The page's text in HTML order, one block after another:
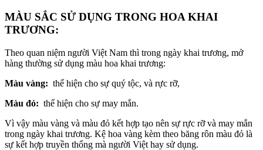
MÀU SẮC SỬ DỤNG TRONG HOA KHAI
TRƯƠNG:
Theo quan niệm người Việt Nam thì trong ngày khai trương, mở
hàng thường sử dụng màu hoa khai trương:
Màu vàng: thể hiện cho sự quý tộc, và rực rỡ,
Màu đỏ: thể hiện cho sự may mắn.
Vì vậy màu vàng và màu đỏ kết hợp tạo nên sự rực rỡ và may mắn
trong ngày khai trương. Kệ hoa vàng kèm theo băng rôn màu đỏ là
sự kết hợp truyền thống mà người Việt hay sử dụng.